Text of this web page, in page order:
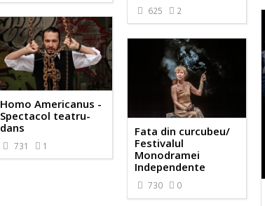
625 2
Homo Americanus -
Spectacol teatru-
dans
731 1
Fata din curcubeu/
Festivalul
Monodramei
Independente
730 0